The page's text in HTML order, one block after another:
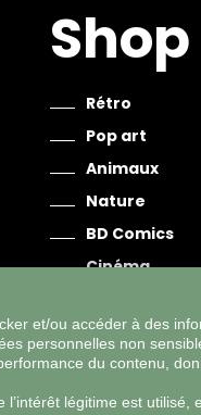
Shop
Rétro
Pop art
Animaux
Nature
BD Comics
Cinéma
et/ou accéder à des
personnelles non
du contenu,
légitime est utilisé,